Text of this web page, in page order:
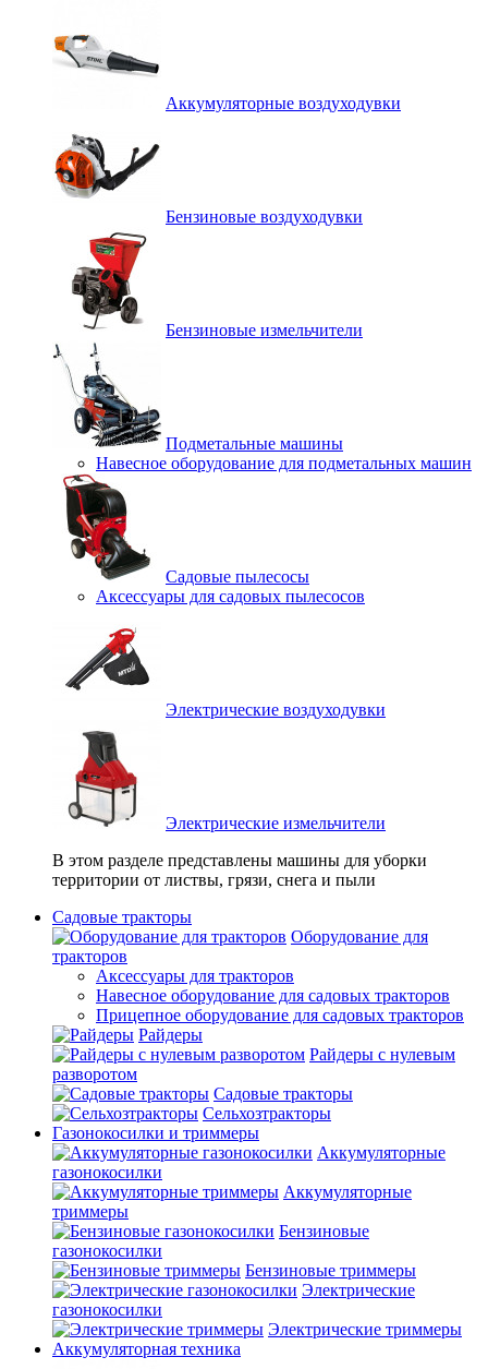
Аккумуляторные воздуходувки
Бензиновые воздуходувки
Бензиновые измельчители
Подметальные машины
Навесное оборудование для подметальных машин
Садовые пылесосы
Аксессуары для садовых пылесосов
Электрические воздуходувки
Электрические измельчители
В этом разделе представлены машины для уборки
территории от листвы, грязи, снега и пыли
Садовые тракторы
Оборудование для
тракторов
Аксессуары для тракторов
Навесное оборудование для садовых тракторов
Прицепное оборудование для садовых тракторов
Райдеры
Райдеры с нулевым
разворотом
Садовые тракторы
Сельхозтракторы
Газонокосилки и триммеры
Аккумуляторные
газонокосилки
Аккумуляторные
триммеры
Бензиновые
газонокосилки
Бензиновые триммеры
Электрические
газонокосилки
Электрические триммеры
Аккумуляторная техника